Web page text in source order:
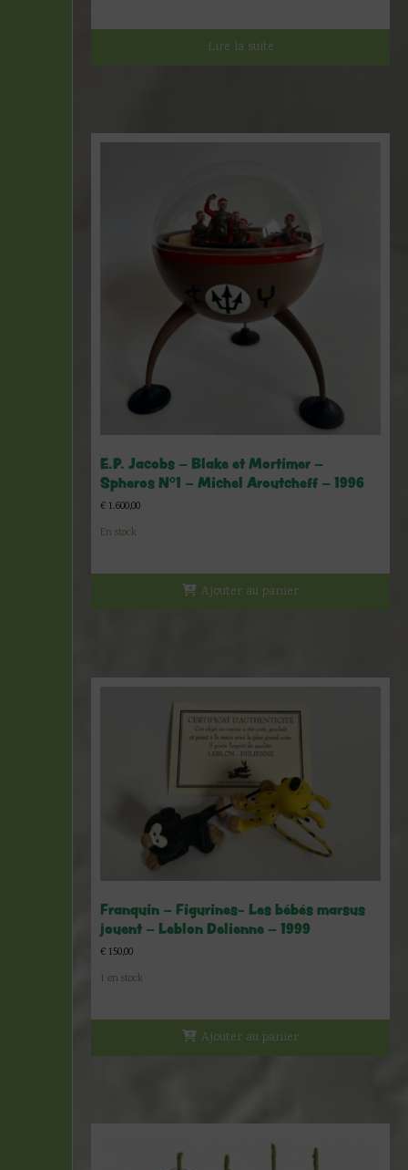
Lire la suite
E.P. Jacobs – Blake et Mortimer –
Spheros N°1 – Michel Aroutcheff – 1996
€ 1.600,00
En stock
Ajouter au panier
Franquin – Figurines- Les bébés marsus
jouent – Leblon Delienne – 1999
€ 150,00
1 en stock
Ajouter au panier